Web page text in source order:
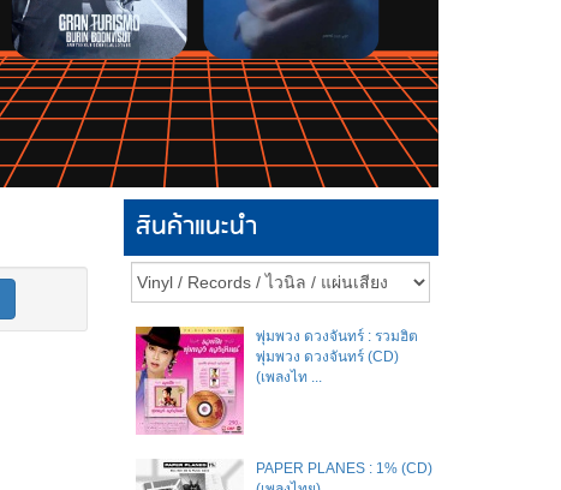
สินค้าแนะนำ
พุ่มพวง ดวงจันทร์ : รวมฮิต
พุ่มพวง ดวงจันทร์ (CD)
(เพลงไท ...
PAPER PLANES : 1% (CD)